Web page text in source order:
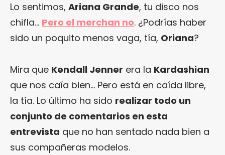
Lo sentimos, Ariana Grande, tu disco nos
chifla… Pero el merchan no. ¿Podrías haber
sido un poquito menos vaga, tía, Oriana?
Mira que Kendall Jenner era la Kardashian
que nos caía bien… Pero está en caída libre,
la tía. Lo último ha sido realizar todo un
conjunto de comentarios en esta
entrevista que no han sentado nada bien a
sus compañeras modelos.